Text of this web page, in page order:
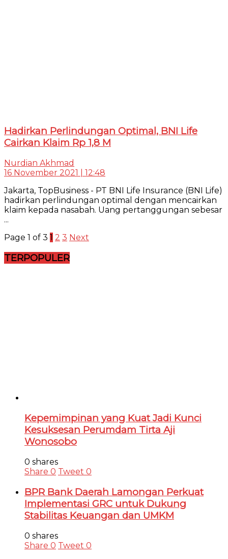
Hadirkan Perlindungan Optimal, BNI Life
Cairkan Klaim Rp 1,8 M
Nurdian Akhmad
16 November 2021 | 12:48
Jakarta, TopBusiness - PT BNI Life Insurance (BNI Life)
hadirkan perlindungan optimal dengan mencairkan
klaim kepada nasabah. Uang pertanggungan sebesar
...
Page 1 of 3 1 2 3 Next
TERPOPULER
Kepemimpinan yang Kuat Jadi Kunci
Kesuksesan Perumdam Tirta Aji
Wonosobo
0 shares
Share 0 Tweet 0
BPR Bank Daerah Lamongan Perkuat
Implementasi GRC untuk Dukung
Stabilitas Keuangan dan UMKM
0 shares
Share 0 Tweet 0